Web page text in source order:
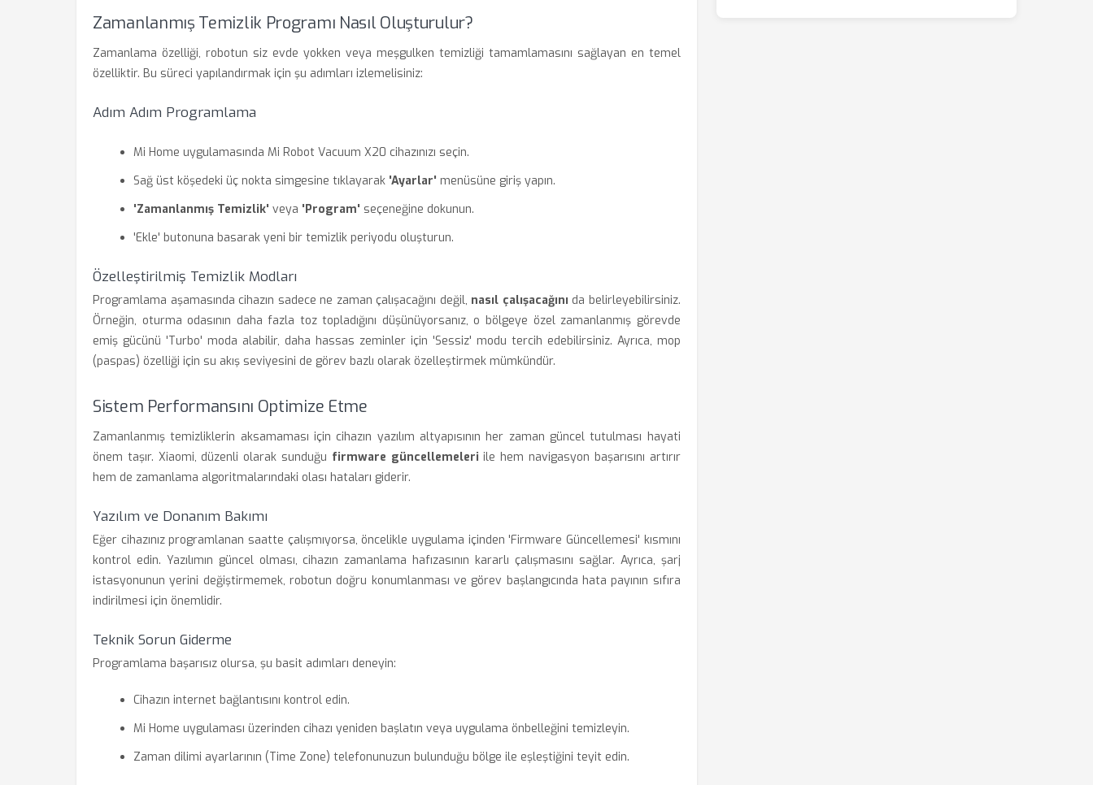
Zamanlanmış Temizlik Programı Nasıl Oluşturulur?
Zamanlama özelliği, robotun siz evde yokken veya meşgulken temizliği tamamlamasını sağlayan en temel
özelliktir. Bu süreci yapılandırmak için şu adımları izlemelisiniz:
Adım Adım Programlama
Mi Home uygulamasında Mi Robot Vacuum X20 cihazınızı seçin.
Sağ üst köşedeki üç nokta simgesine tıklayarak 'Ayarlar' menüsüne giriş yapın.
'Zamanlanmış Temizlik' veya 'Program' seçeneğine dokunun.
'Ekle' butonuna basarak yeni bir temizlik periyodu oluşturun.
Özelleştirilmiş Temizlik Modları
Programlama aşamasında cihazın sadece ne zaman çalışacağını değil, nasıl çalışacağını da belirleyebilirsiniz.
Örneğin, oturma odasının daha fazla toz topladığını düşünüyorsanız, o bölgeye özel zamanlanmış görevde
emiş gücünü 'Turbo' moda alabilir, daha hassas zeminler için 'Sessiz' modu tercih edebilirsiniz. Ayrıca, mop
(paspas) özelliği için su akış seviyesini de görev bazlı olarak özelleştirmek mümkündür.
Sistem Performansını Optimize Etme
Zamanlanmış temizliklerin aksamaması için cihazın yazılım altyapısının her zaman güncel tutulması hayati
önem taşır. Xiaomi, düzenli olarak sunduğu firmware güncellemeleri ile hem navigasyon başarısını artırır
hem de zamanlama algoritmalarındaki olası hataları giderir.
Yazılım ve Donanım Bakımı
Eğer cihazınız programlanan saatte çalışmıyorsa, öncelikle uygulama içinden 'Firmware Güncellemesi' kısmını
kontrol edin. Yazılımın güncel olması, cihazın zamanlama hafızasının kararlı çalışmasını sağlar. Ayrıca, şarj
istasyonunun yerini değiştirmemek, robotun doğru konumlanması ve görev başlangıcında hata payının sıfıra
indirilmesi için önemlidir.
Teknik Sorun Giderme
Programlama başarısız olursa, şu basit adımları deneyin:
Cihazın internet bağlantısını kontrol edin.
Mi Home uygulaması üzerinden cihazı yeniden başlatın veya uygulama önbelleğini temizleyin.
Zaman dilimi ayarlarının (Time Zone) telefonunuzun bulunduğu bölge ile eşleştiğini teyit edin.